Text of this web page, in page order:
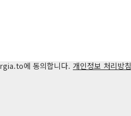
에 동의합니다. 개인정보 처리방침